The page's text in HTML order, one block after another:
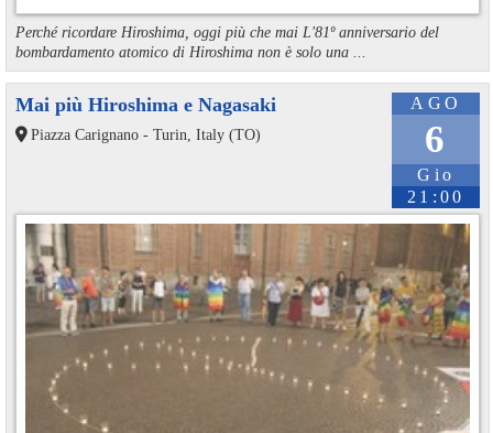
Perché ricordare Hiroshima, oggi più che mai L'81º anniversario del
bombardamento atomico di Hiroshima non è solo una ...
AGO
6
Gio
21:00
Mai più Hiroshima e Nagasaki
Piazza Carignano - Turin, Italy (TO)